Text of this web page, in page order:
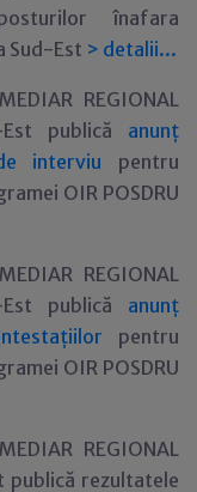
înafara
Sud-Est > detalii...
REGIONAL
Est publică anunț
interviu pentru
OIR POSDRU
REGIONAL
Est publică anunț
pentru
OIR POSDRU
REGIONAL
publică rezultatele